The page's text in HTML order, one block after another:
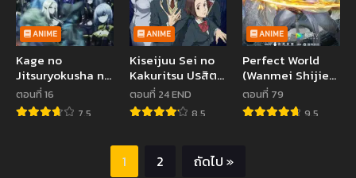
ANIME
Kage no
Jitsuryokusha ni
Naritakute! ชีวิต
ไม่ต้องเด่น ขอแค่
เป็นเทพในเงา ซับ
ตอนที่ 16
7.5
ANIME
Kiseijuu Sei no
Kakuritsu ปรสิต
เดรัจฉาน ตอนที่ 1-
24 ซับไทย
ตอนที่ 24 END
8.5
ANIME
Perfect World
(Wanmei Shijie)
โลกอันสมบูรณ์
แบบ ซับไทย
ตอนที่ 79
9.5
1 2 ถัดไป »